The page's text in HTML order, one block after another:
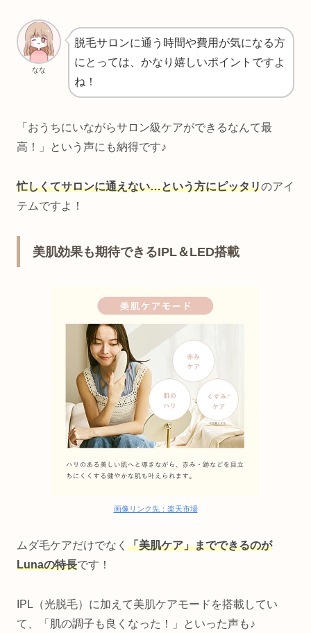
なな
脱毛サロンに通う時間や費用が気になる方
にとっては、かなり嬉しいポイントですよ
ね！
「おうちにいながらサロン級ケアができるなんて最
高！」という声にも納得です♪
忙しくてサロンに通えない…という方にピッタリのアイ
テムですよ！
美肌効果も期待できるIPL＆LED搭載
画像リンク先：楽天市場
ムダ毛ケアだけでなく 「美肌ケア」までできるのが
Lunaの特長です！
IPL（光脱毛）に加えて美肌ケアモードを搭載してい
て、「肌の調子も良くなった！」といった声も♪